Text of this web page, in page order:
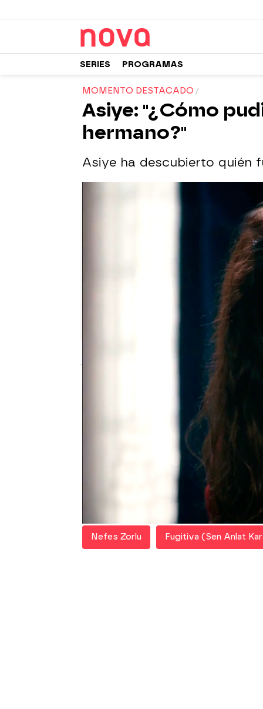
SERIES PROGRAMAS
MOMENTO DESTACADO
Asiye: "¿Cómo
hermano?"
Asiye ha descubierto quién
25 de marzo de 2020, 22:42
Asiye ha descubierto
tratar de proteger a
Ahora todo cambia,
engaña a los
horrible durante
situación y ha decidido
Nefes Zorlu Fugitiva (Sen Anlat